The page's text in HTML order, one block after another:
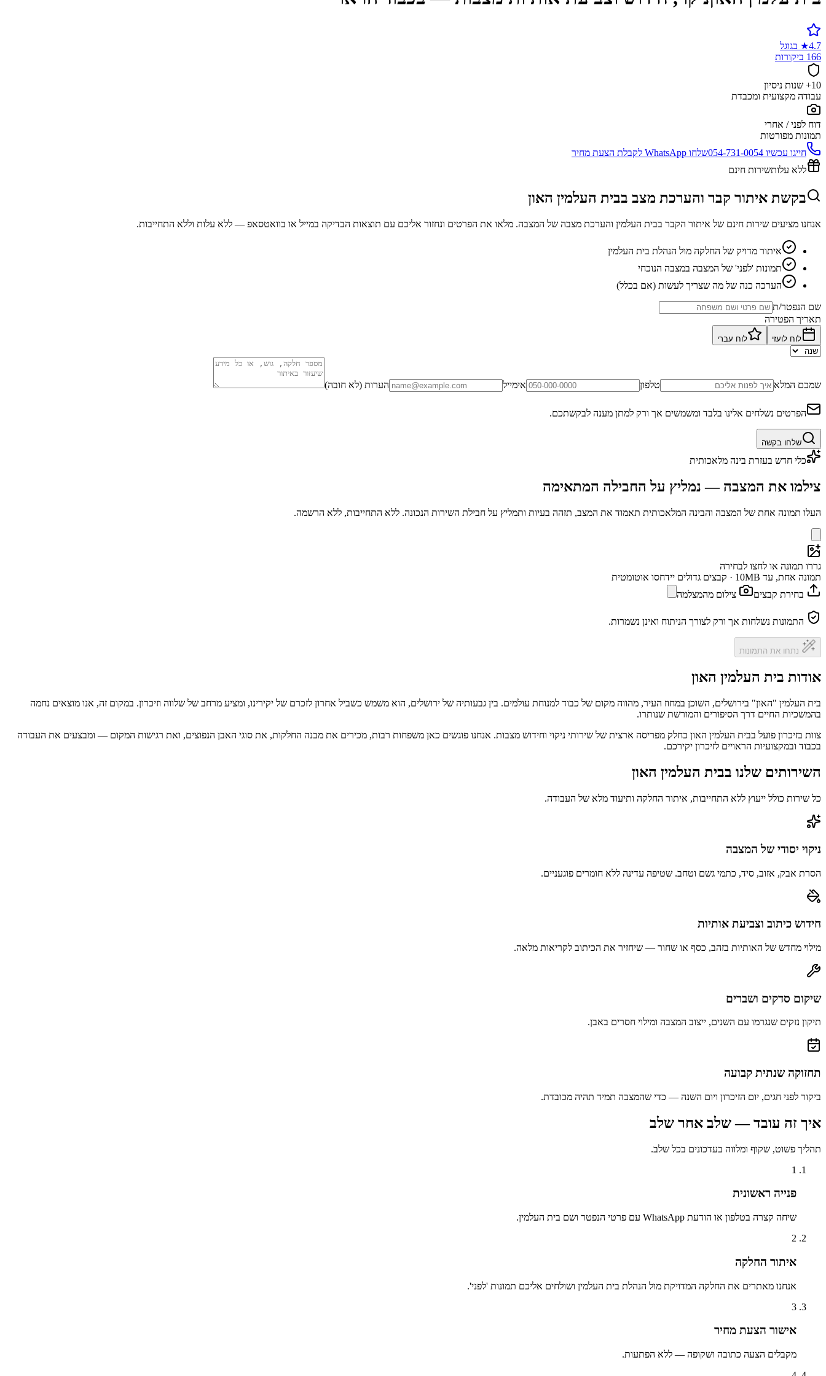
4.7
★ בגוגל
166 ביקורות
10+ שנות ניסיון
עבודה מקצועית ומכבדת
דוח לפני / אחרי
תמונות מפורטות
חייגו עכשיו 054-731-0054שלחו WhatsApp לקבלת הצעת מחיר
ללא עלותשירות חינם
בקשת איתור קבר והערכת מצב בבית העלמין האון
אנחנו מציעים שירות חינם של איתור הקבר בבית העלמין והערכת מצבה של המצבה. מלאו את הפרטים ונחזור אליכם עם תוצאות הבדיקה במייל או בוואטסאפ — ללא עלות וללא התחייבות.
איתור מדויק של החלקה מול הנהלת בית העלמין
תמונות 'לפני' של המצבה במצבה הנוכחי
הערכה כנה של מה שצריך לעשות (אם בכלל)
שם הנפטר/ת
תאריך הפטירה
לוח לועזי לוח עברי
שמכם המלא טלפון אימייל הערות (לא חובה)
הפרטים נשלחים אלינו בלבד ומשמשים אך ורק למתן מענה לבקשתכם.
שלחו בקשה
כלי חדש בעזרת בינה מלאכותית
צילמו את המצבה — נמליץ על החבילה המתאימה
העלו תמונה אחת של המצבה והבינה המלאכותית תאמוד את המצב, תזהה בעיות ותמליץ על חבילת השירות הנכונה. ללא התחייבות, ללא הרשמה.
גררו תמונה או לחצו לבחירה
תמונה אחת, עד 10MB · קבצים גדולים יידחסו אוטומטית
בחירת קבצים
צילום מהמצלמה
התמונות נשלחות אך ורק לצורך הניתוח ואינן נשמרות.
נתחו את התמונות
אודות בית העלמין האון
בית העלמין "האון" בירושלים, השוכן במחוז העיר, מהווה מקום של כבוד למנוחת עולמים. בין גבעותיה של ירושלים, הוא משמש כשביל אחרון לזכרם של יקירינו, ומציע מרחב של שלווה וזיכרון. במקום זה, אנו מוצאים נחמה
בהמשכיות החיים דרך הסיפורים והמורשת שנותרו.
צוות בזיכרון פועל בבית העלמין האון כחלק מפריסה ארצית של שירותי ניקוי וחידוש מצבות. אנחנו פוגשים כאן משפחות רבות, מכירים את מבנה החלקות, את סוגי האבן הנפוצים, ואת רגישות המקום — ומבצעים את העבודה
בכבוד ובמקצועיות הראויים לזיכרון יקירכם.
השירותים שלנו בבית העלמין האון
כל שירות כולל ייעוץ ללא התחייבות, איתור החלקה ותיעוד מלא של העבודה.
ניקוי יסודי של המצבה
הסרת אבק, אזוב, סיד, כתמי גשם וטחב. שטיפה עדינה ללא חומרים פוגעניים.
חידוש כיתוב וצביעת אותיות
מילוי מחדש של האותיות בזהב, כסף או שחור — שיחזיר את הכיתוב לקריאות מלאה.
שיקום סדקים ושברים
תיקון נזקים שנגרמו עם השנים, ייצוב המצבה ומילוי חסרים באבן.
תחזוקה שנתית קבועה
ביקור לפני חגים, יום הזיכרון ויום השנה — כדי שהמצבה תמיד תהיה מכובדת.
איך זה עובד — שלב אחר שלב
תהליך פשוט, שקוף ומלווה בעדכונים בכל שלב.
1
פנייה ראשונית
שיחה קצרה בטלפון או הודעת WhatsApp עם פרטי הנפטר ושם בית העלמין.
2
איתור החלקה
אנחנו מאתרים את החלקה המדויקת מול הנהלת בית העלמין ושולחים אליכם תמונות 'לפני'.
3
אישור הצעת מחיר
מקבלים הצעה כתובה ושקופה — ללא הפתעות.